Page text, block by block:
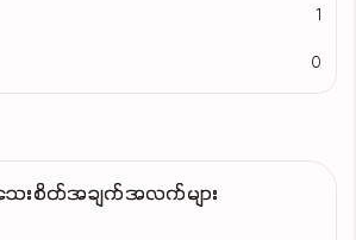
0
ေးစိတ်အချက်အလက်များ